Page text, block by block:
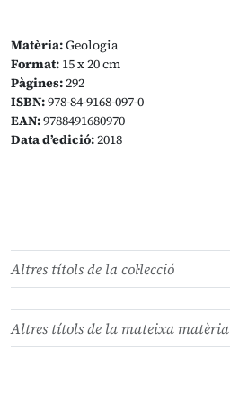
Matèria:Geologia
Format: 15 x 20 cm
Pàgines:292
ISBN:978-84-9168-097-0
EAN:9788491680970
Data d’edició:2018
Altres títols de la col·lecció
Altres títols de la mateixa matèria